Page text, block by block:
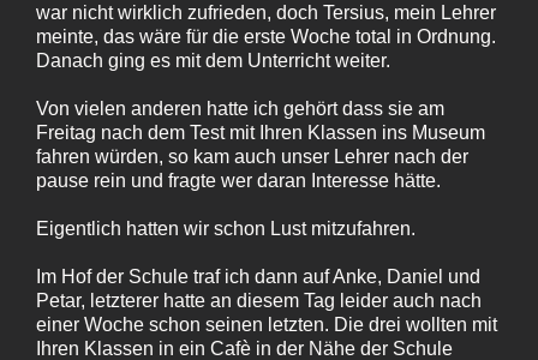
war nicht wirklich zufrieden, doch Tersius, mein Lehrer
meinte, das wäre für die erste Woche total in Ordnung.
Danach ging es mit dem Unterricht weiter.
Von vielen anderen hatte ich gehört dass sie am
Freitag nach dem Test mit Ihren Klassen ins Museum
fahren würden, so kam auch unser Lehrer nach der
pause rein und fragte wer daran Interesse hätte.
Eigentlich hatten wir schon Lust mitzufahren.
Im Hof der Schule traf ich dann auf Anke, Daniel und
Petar, letzterer hatte an diesem Tag leider auch nach
einer Woche schon seinen letzten. Die drei wollten mit
Ihren Klassen in ein Cafè in der Nähe der Schule